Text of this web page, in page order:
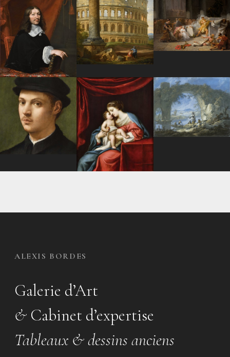
ALEXIS BORDES
Galerie d’Art
& Cabinet d’expertise
Tableaux & dessins anciens